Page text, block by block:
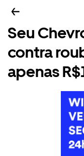
Seu
contra
apenas